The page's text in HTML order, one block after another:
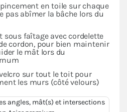
en toile sur chaque
pas abîmer la bâche lors du
sous faîtage avec cordelette
cordon, pour bien maintenir
le mât lors du
sur tout le toit pour
les murs (côté velours)